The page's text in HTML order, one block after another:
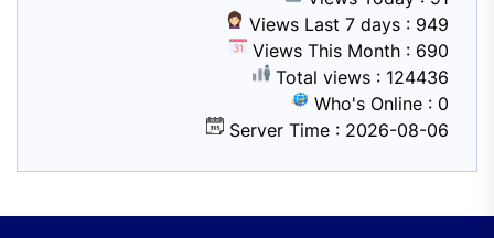
Views Last 7 days : 949
Views This Month : 690
Total views : 124436
Who's Online : 0
Server Time : 2026-08-06